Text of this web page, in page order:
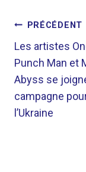
DE
PRÉCÉDENT
Les artistes
Punch Man et
Abyss se
campagne
l’Ukraine